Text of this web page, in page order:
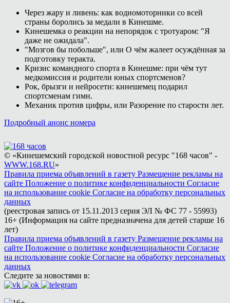
Через жару и ливень: как водномоторники со всей
страны боролись за медали в Кинешме.
Кинешемка о реакции на непорядок с тротуаром: "Я
даже не ожидала".
"Мозгов бы побольше", или О чём жалеет осуждённая за
подготовку теракта.
Кризис командного спорта в Кинешме: при чём тут
медкомиссия и родители юных спортсменов?
Рок, брызги и нейросети: кинешемец подарил
спортсменам гимн.
Механик против цифры, или Разорение по старости лет.
Подробный анонс номера
© «Кинешемский городской новостной ресурс "168 часов" -
WWW.168.RU»
Правила приема объявлений в газету Размещение рекламы на
сайте Положение о политике конфиденциальности Согласие
на использование cookie Согласие на обработку персональных
данных
(реестровая запись от 15.11.2013 серия ЭЛ № ФС 77 - 55993)
16+ (Информация на сайте предназначена для детей старше 16
лет)
Правила приема объявлений в газету Размещение рекламы на
сайте Положение о политике конфиденциальности Согласие
на использование cookie Согласие на обработку персональных
данных
Следите за новостями в: